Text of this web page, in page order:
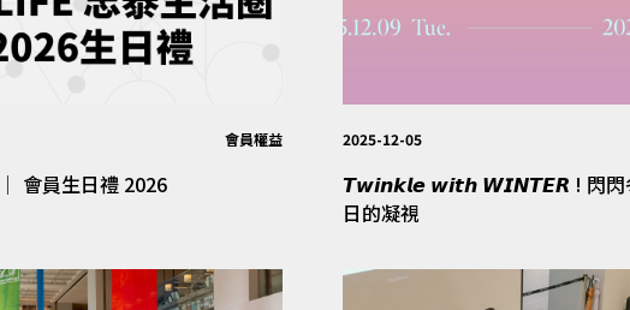
會員權益
忠泰生活圈 │ 會員生日禮 2026
2025-12-05
𝙏𝙬𝙞𝙣𝙠𝙡𝙚 𝙬𝙞𝙩𝙝 𝙒𝙄𝙉𝙏𝙀𝙍 ! 閃閃冬季 │ 冬
日的凝視